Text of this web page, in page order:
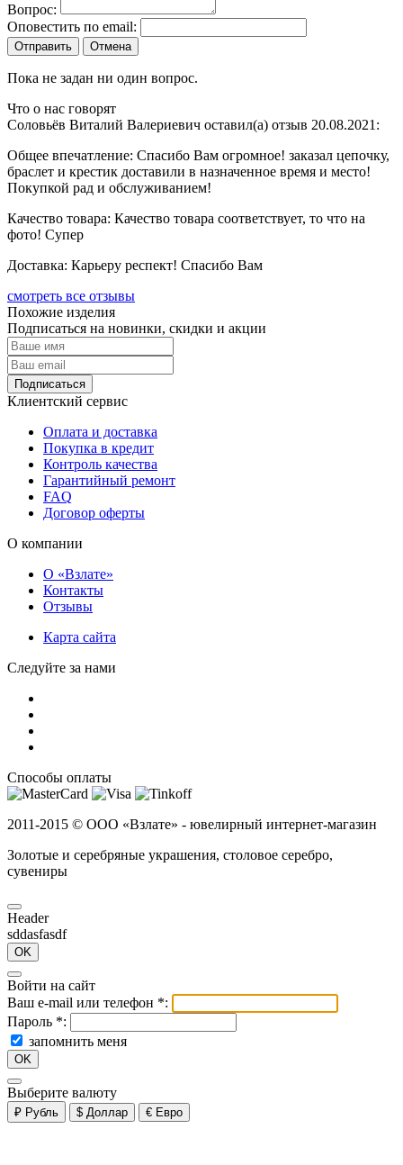
Вопрос:
Оповестить по email:
Отправить Отмена
Пока не задан ни один вопрос.
Что о нас говорят
Соловьёв Виталий Валериевич оставил(а) отзыв 20.08.2021:
Общее впечатление: Спасибо Вам огромное! заказал цепочку,
браслет и крестик доставили в назначенное время и место!
Покупкой рад и обслуживанием!
Качество товара: Качество товара соответствует, то что на
фото! Супер
Доставка: Карьеру респект! Спасибо Вам
cмотреть все отзывы
Похожие изделия
Подписаться на новинки, скидки и акции
Подписаться
Клиентский сервис
Оплата и доставка
Покупка в кредит
Контроль качества
Гарантийный ремонт
FAQ
Договор оферты
О компании
О «Взлате»
Контакты
Отзывы
Карта сайта
Следуйте за нами
Способы оплаты
2011-2015 © ООО «Взлате» - ювелирный интернет-магазин
Золотые и серебряные украшения, столовое серебро,
сувениры
Header
sddasfasdf
OK
Войти на сайт
Ваш e-mail или телефон *:
Пароль *:
запомнить меня
OK
Выберите валюту
₽ Рубль $ Доллар € Евро